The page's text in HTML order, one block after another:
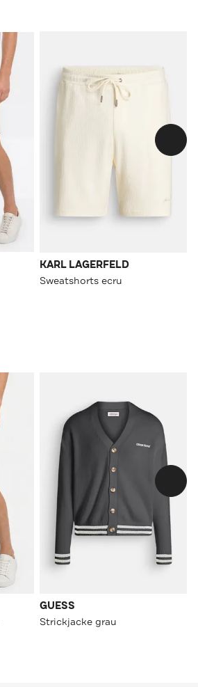
KARL LAGERFELD
Sweatshorts ecru
GUESS
Strickjacke grau